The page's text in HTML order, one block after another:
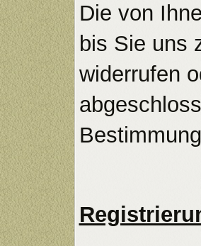
Die von
bis Sie uns
widerrufen